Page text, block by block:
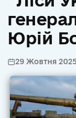
Юрій
29 Жовтня 2025